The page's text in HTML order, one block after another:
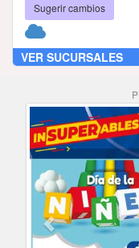
Sugerir cambios
VER SUCURSALES